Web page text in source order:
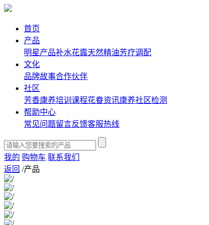
首页
产品
明星产品补水花露天然精油芳疗调配
文化
品牌故事合作伙伴
社区
芳香康养培训课程花眷资讯康养社区检测
帮助中心
常见问题留言反馈客服热线
我的 购物车 联系我们
返回 /产品